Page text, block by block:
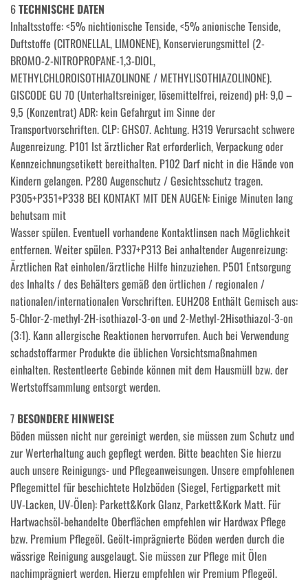
6TECHNISCHE DATEN
Inhaltsstoffe: <5% nichtionische Tenside, <5% anionische Tenside,
Duftstoffe (CITRONELLAL, LIMONENE), Konservierungsmittel (2-
BROMO-2-NITROPROPANE-1,3-DIOL,
METHYLCHLOROISOTHIAZOLINONE / METHYLISOTHIAZOLINONE).
GISCODE GU 70 (Unterhaltsreiniger, lösemittelfrei, reizend) pH: 9,0 –
9,5 (Konzentrat) ADR: kein Gefahrgut im Sinne der
Transportvorschriften. CLP: GHS07. Achtung. H319 Verursacht schwere
Augenreizung. P101 Ist ärztlicher Rat erforderlich, Verpackung oder
Kennzeichnungsetikett bereithalten. P102 Darf nicht in die Hände von
Kindern gelangen. P280 Augenschutz / Gesichtsschutz tragen.
P305+P351+P338 BEI KONTAKT MIT DEN AUGEN: Einige Minuten lang
behutsam mit
Wasser spülen. Eventuell vorhandene Kontaktlinsen nach Möglichkeit
entfernen. Weiter spülen. P337+P313 Bei anhaltender Augenreizung:
Ärztlichen Rat einholen/ärztliche Hilfe hinzuziehen. P501 Entsorgung
des Inhalts / des Behälters gemäß den örtlichen / regionalen /
nationalen/internationalen Vorschriften. EUH208 Enthält Gemisch aus:
5-Chlor-2-methyl-2H-isothiazol-3-on und 2-Methyl-2Hisothiazol-3-on
(3:1). Kann allergische Reaktionen hervorrufen. Auch bei Verwendung
schadstoffarmer Produkte die üblichen Vorsichtsmaßnahmen
einhalten. Restentleerte Gebinde können mit dem Hausmüll bzw. der
Wertstoffsammlung entsorgt werden.
7 BESONDERE HINWEISE
Böden müssen nicht nur gereinigt werden, sie müssen zum Schutz und
zur Werterhaltung auch gepflegt werden. Bitte beachten Sie hierzu
auch unsere Reinigungs- und Pflegeanweisungen. Unsere empfohlenen
Pflegemittel für beschichtete Holzböden (Siegel, Fertigparkett mit
UV-Lacken, UV-Ölen): Parkett&Kork Glanz, Parkett&Kork Matt. Für
Hartwachsöl-behandelte Oberflächen empfehlen wir Hardwax Pflege
bzw. Premium Pflegeöl. Geölt-imprägnierte Böden werden durch die
wässrige Reinigung ausgelaugt. Sie müssen zur Pflege mit Ölen
nachimprägniert werden. Hierzu empfehlen wir Premium Pflegeöl.